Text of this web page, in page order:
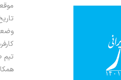
تیم